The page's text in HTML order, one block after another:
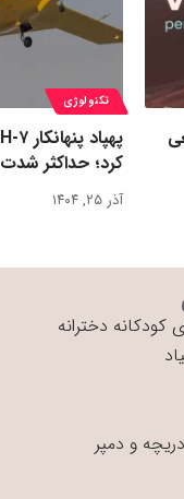
تکنولوژی
کرد؛ حداکثر شدت ۹۲۶ کیلومتر_خبرخوان
آذر ۲۵, ۱۴۰۴
کودکانه دخترانه
و دمپر